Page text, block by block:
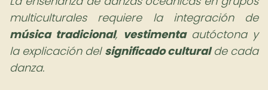
multiculturales requiere la integración de
música tradicional, vestimentaautóctona y
la explicación del significado culturalde cada
danza.